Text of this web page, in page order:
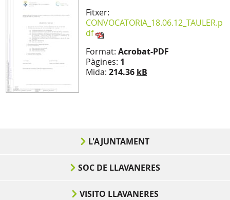
Fitxer:
CONVOCATORIA_18.06.12_TAULER.p
df
Format: Acrobat-PDF
Pàgines: 1
Mida: 214.36 kB
L'AJUNTAMENT
SOC DE LLAVANERES
VISITO LLAVANERES